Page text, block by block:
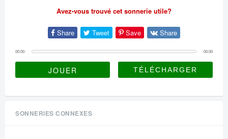
Avez-vous trouvé cet sonnerie utile?
Share Tweet Save Share
00:00 00:00
JOUER
SONNERIES CONNEXES